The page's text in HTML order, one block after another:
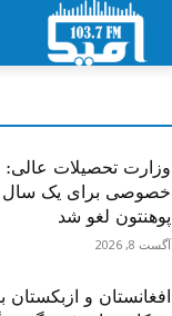
پوهنتون لغو شد
آگست 8, 2026
افغانستان و